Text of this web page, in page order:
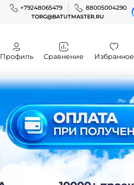
+79248065479 88005004290
TORG@BATUTMASTER.RU
Профиль Сравнение Избранное